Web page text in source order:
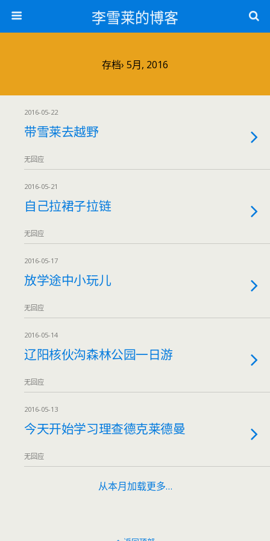
李雪莱的博客
存档› 5月, 2016
2016-05-22
带雪莱去越野
无回应
2016-05-21
自己拉裙子拉链
无回应
2016-05-17
放学途中小玩儿
无回应
2016-05-14
辽阳核伙沟森林公园一日游
无回应
2016-05-13
今天开始学习理查德克莱德曼
无回应
从本月加载更多…